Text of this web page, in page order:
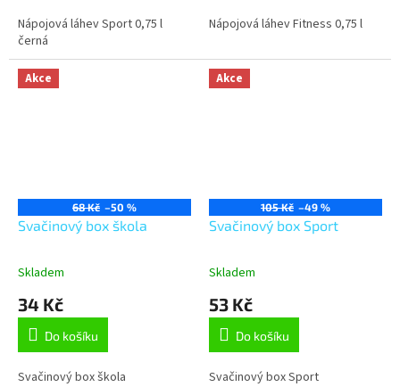
Nápojová láhev Sport 0,75 l
černá
Nápojová láhev Fitness 0,75 l
Akce
68 Kč –50 %
Svačinový box škola
Skladem
34 Kč
Do košíku
Svačinový box škola
Akce
105 Kč –49 %
Svačinový box Sport
Skladem
53 Kč
Do košíku
Svačinový box Sport